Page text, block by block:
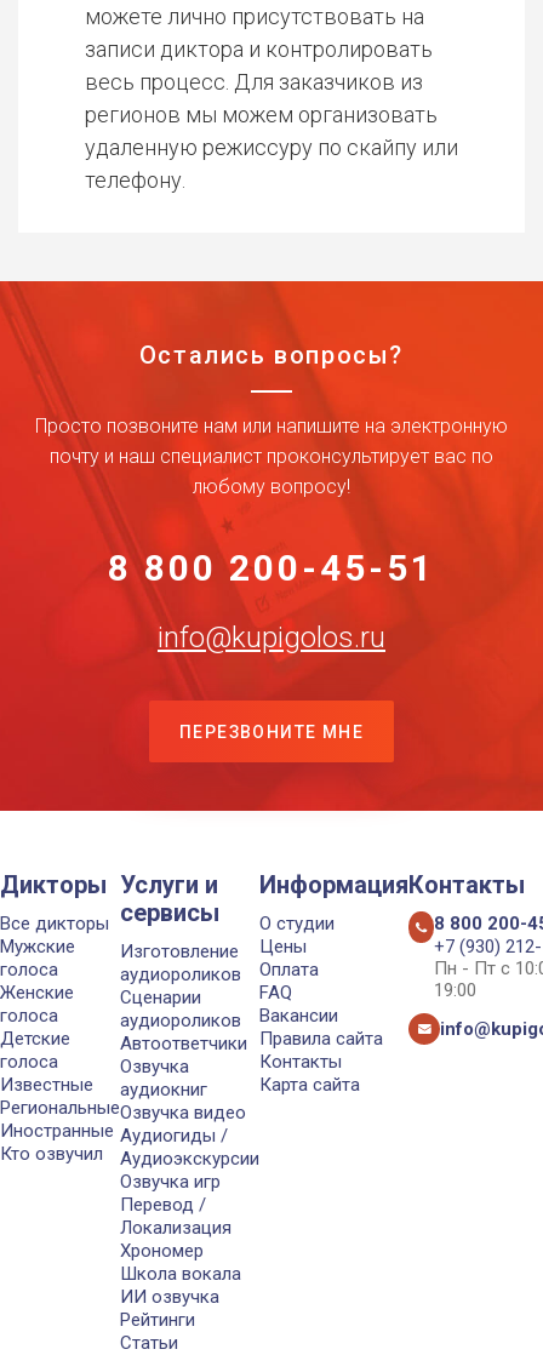
можете лично присутствовать на
записи диктора и контролировать
весь процесс. Для заказчиков из
регионов мы можем организовать
удаленную режиссуру по скайпу или
телефону.
Остались вопросы?
Просто позвоните нам или напишите на электронную
почту и наш специалист проконсультирует вас по
любому вопросу!
8 800 200-45-51
info@kupigolos.ru
ПЕРЕЗВОНИТЕ МНЕ
Дикторы
Все дикторы
Мужские
голоса
Женские
голоса
Детские
голоса
Известные
Региональные
Иностранные
Кто озвучил
Услуги и
сервисы
Изготовление
аудиороликов
Сценарии
аудиороликов
Автоответчики
Озвучка
аудиокниг
Озвучка видео
Аудиогиды /
Аудиоэкскурсии
Озвучка игр
Перевод /
Локализация
Хрономер
Школа вокала
ИИ озвучка
Рейтинги
Статьи
Информация
О студии
Цены
Оплата
FAQ
Вакансии
Правила сайта
Контакты
Карта сайта
Контакты
8 800 200-
+7 (930)
Пн - Пт с
19:00